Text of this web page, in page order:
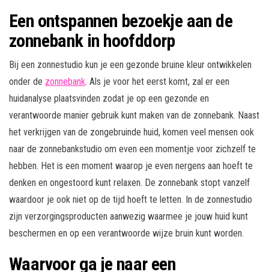
Een ontspannen bezoekje aan de
zonnebank in hoofddorp
Bij een zonnestudio kun je een gezonde bruine kleur ontwikkelen
onder de zonnebank. Als je voor het eerst komt, zal er een
huidanalyse plaatsvinden zodat je op een gezonde en
verantwoorde manier gebruik kunt maken van de zonnebank. Naast
het verkrijgen van de zongebruinde huid, komen veel mensen ook
naar de zonnebankstudio om even een momentje voor zichzelf te
hebben. Het is een moment waarop je even nergens aan hoeft te
denken en ongestoord kunt relaxen. De zonnebank stopt vanzelf
waardoor je ook niet op de tijd hoeft te letten. In de zonnestudio
zijn verzorgingsproducten aanwezig waarmee je jouw huid kunt
beschermen en op een verantwoorde wijze bruin kunt worden.
Waarvoor ga je naar een